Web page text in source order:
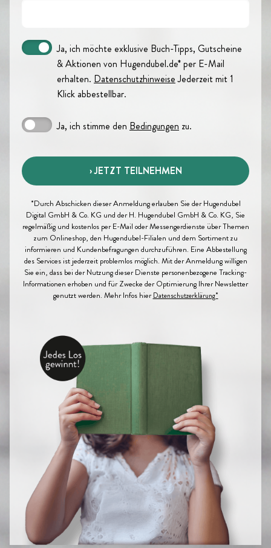
Ja, ich möchte exklusive Buch-Tipps, Gutscheine
& Aktionen von Hugendubel.de*per E-Mail
erhalten. DatenschutzhinweiseJederzeit mit 1
Klick abbestellbar.
Ja, ich stimme den Bedingungen zu.
› JETZT TEILNEHMEN
*Durch Abschicken dieser Anmeldung erlauben Sie der Hugendubel
Digital GmbH & Co. KG und der H. Hugendubel GmbH & Co. KG, Sie
regelmäßig und kostenlos per E-Mail oder Messengerdienste über Themen
zum Onlineshop, den Hugendubel-Filialen und dem Sortiment zu
informieren und Kundenbefragungen durchzuführen. Eine Abbestellung
des Services ist jederzeit problemlos möglich. Mit der Anmeldung willigen
Sie ein, dass bei der Nutzung dieser Dienste personenbezogene Tracking-
Informationen erhoben und für Zwecke der Optimierung Ihrer Newsletter
genutzt werden. Mehr Infos hierDatenschutzerklärung*